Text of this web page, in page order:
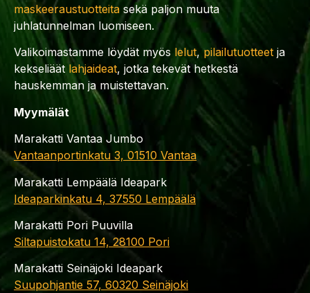
maskeeraustuotteita sekä paljon muuta
juhlatunnelman luomiseen.
Valikoimastamme löydät myös lelut,pilailutuotteet ja
kekseliäät lahjaideat, jotka tekevät hetkestä
hauskemman ja muistettavan.
Myymälät
Marakatti Vantaa Jumbo
Vantaanportinkatu 3, 01510 Vantaa
Marakatti Lempäälä Ideapark
Ideaparkinkatu 4, 37550 Lempäälä
Marakatti Pori Puuvilla
Siltapuistokatu 14, 28100 Pori
Marakatti Seinäjoki Ideapark
Suupohjantie 57, 60320 Seinäjoki